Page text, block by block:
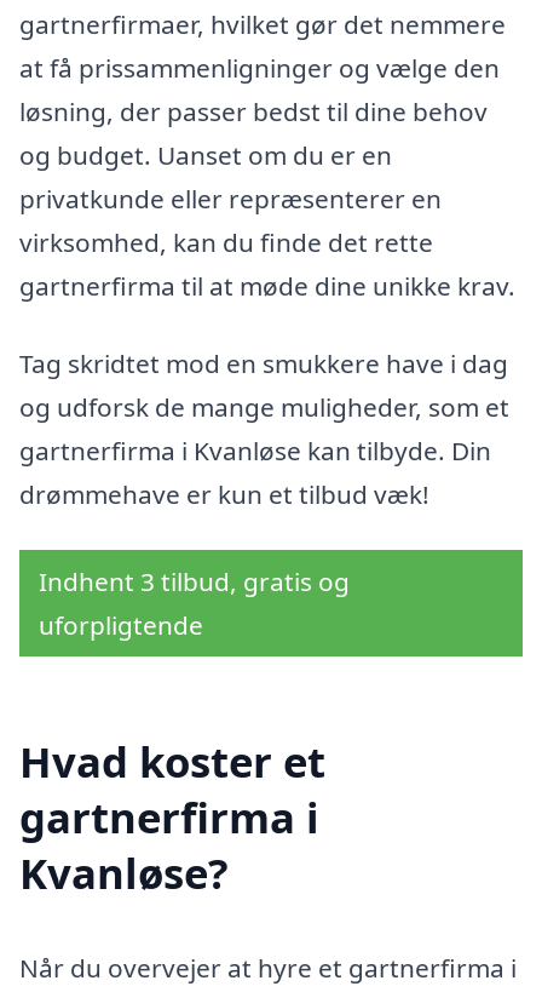
gartnerfirmaer, hvilket gør det nemmere
at få prissammenligninger og vælge den
løsning, der passer bedst til dine behov
og budget. Uanset om du er en
privatkunde eller repræsenterer en
virksomhed, kan du finde det rette
gartnerfirma til at møde dine unikke krav.
Tag skridtet mod en smukkere have i dag
og udforsk de mange muligheder, som et
gartnerfirma i Kvanløse kan tilbyde. Din
drømmehave er kun et tilbud væk!
Indhent 3 tilbud, gratis og
uforpligtende
Hvad koster et
gartnerfirma i
Kvanløse?
Når du overvejer at hyre et gartnerfirma i